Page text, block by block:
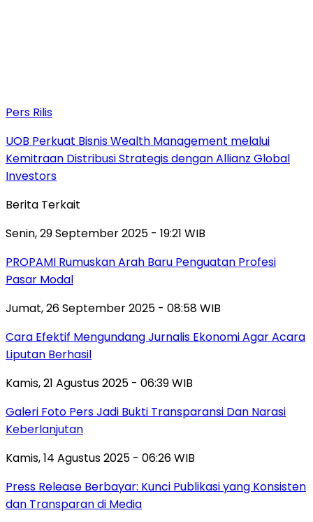
Pers Rilis
UOB Perkuat Bisnis Wealth Management melalui
Kemitraan Distribusi Strategis dengan Allianz Global
Investors
Berita Terkait
Senin, 29 September 2025 - 19:21 WIB
PROPAMI Rumuskan Arah Baru Penguatan Profesi
Pasar Modal
Jumat, 26 September 2025 - 08:58 WIB
Cara Efektif Mengundang Jurnalis Ekonomi Agar Acara
Liputan Berhasil
Kamis, 21 Agustus 2025 - 06:39 WIB
Galeri Foto Pers Jadi Bukti Transparansi Dan Narasi
Keberlanjutan
Kamis, 14 Agustus 2025 - 06:26 WIB
Press Release Berbayar: Kunci Publikasi yang Konsisten
dan Transparan di Media